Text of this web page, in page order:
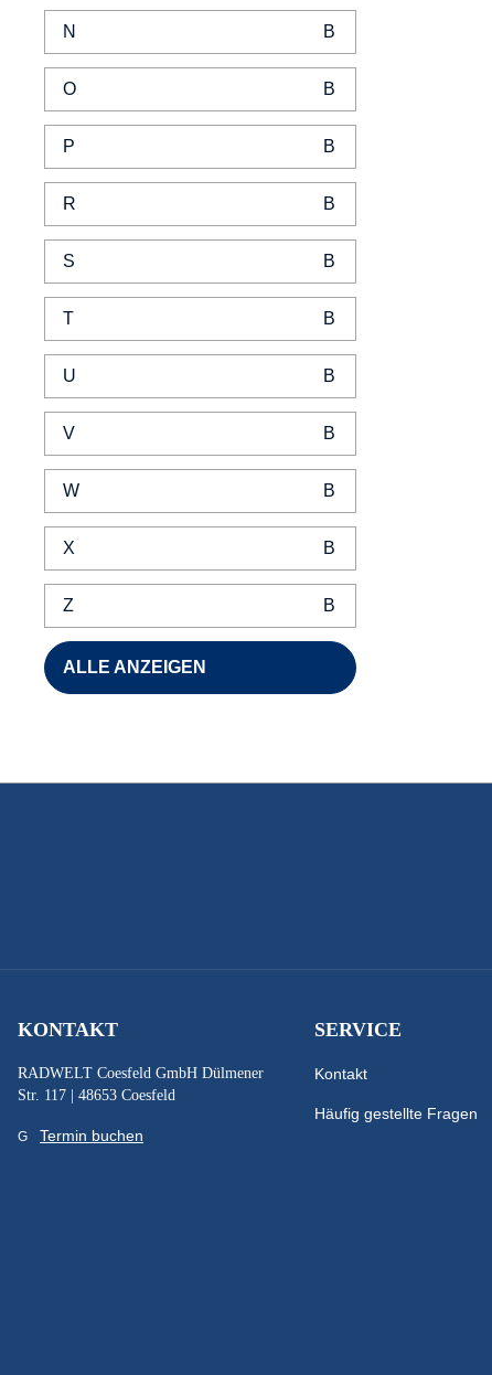
N
O
P
R
S
T
U
V
W
X
Z
ALLE ANZEIGEN
KONTAKT
RADWELT Coesfeld GmbH Dülmener
Str. 117 | 48653 Coesfeld
Termin buchen
SERVICE
Kontakt
Häufig gestellte Fragen